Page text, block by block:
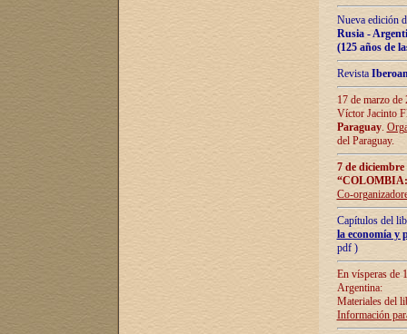
Nueva edición
Rusia -
(125 años de
Revista
17 de marzo
Víctor Jacinto
Paraguay.
del Paraguay.
7 de
Co-
Capítulos del
la economía y
pdf )
En vísperas de
Argentina:
Materiales del
Información